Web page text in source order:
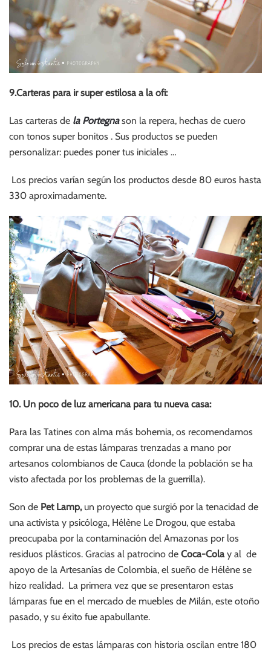
9.Carteras para ir super estilosa a la ofi:
Las carteras de la Portegnason la repera, hechas de cuero
con tonos super bonitos . Sus productos se pueden
personalizar: puedes poner tus iniciales …
Los precios varían según los productos desde 80 euros hasta
330 aproximadamente.
10. Un poco de luz americana para tu nueva casa:
Para las Tatines con alma más bohemia, os recomendamos
comprar una de estas lámparas trenzadas a mano por
artesanos colombianos de Cauca (donde la población se ha
visto afectada por los problemas de la guerrilla).
Son de Pet Lamp,un proyecto que surgió por la tenacidad de
una activista y psicóloga, Hélène Le Drogou, que estaba
preocupaba por la contaminación del Amazonas por los
residuos plásticos. Gracias al patrocino de Coca-Colay al de
apoyo de la Artesanías de Colombia, el sueño de Hélène se
hizo realidad. La primera vez que se presentaron estas
lámparas fue en el mercado de muebles de Milán, este otoño
pasado, y su éxito fue apabullante.
Los precios de estas lámparas con historia oscilan entre 180